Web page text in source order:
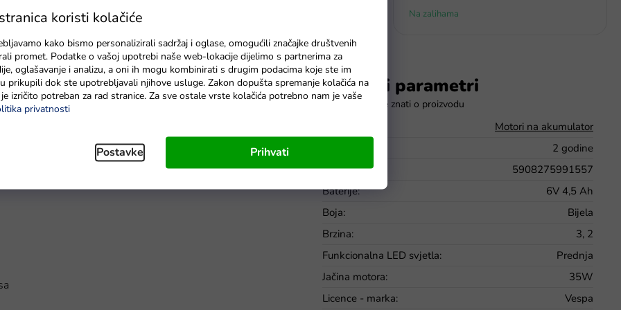
koristi kolačiće
kako bismo personalizirali sadržaj i oglase, omogućili značajke društvenih
promet. Podatke o vašoj upotrebi naše web-lokacije dijelimo s partnerima za
oglašavanje i analizu, a oni ih mogu kombinirati s drugim podacima koje ste im
prikupili dok ste upotrebljavali njihove usluge. Zakon dopušta spremanje kolačića na
izričito potreban za rad stranice. Za sve ostale vrste kolačića potrebno nam je vaše
privatnosti
Postavke Prihvati
Na zalihama
Dodatni parametri
Motori na akumulator
2 godine
EAN:
5908275991557
Baterije:
6V 4,5 Ah
Boja:
Bijela
Brzina:
3, 2
Funkcionalna LED svjetla:
Prednja
Jačina motora:
35W
Licence - marka:
Vespa